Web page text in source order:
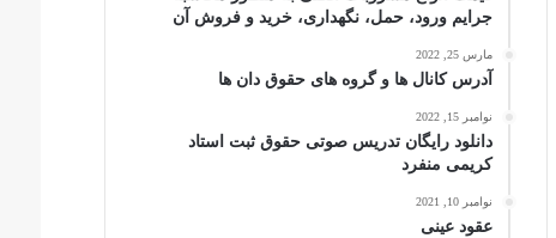
جرایم ورود، حمل، نگهداری، خرید و فروش آن
مارس 25, 2022
آدرس کانال ها و گروه های حقوق دان ها
نوامبر 15, 2022
دانلود رایگان تدریس صوتی حقوق ثبت استاد
کریمی منفرد
نوامبر 10, 2021
عقود عینی